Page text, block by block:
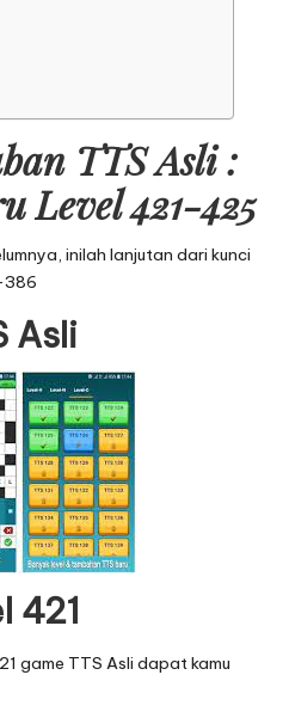
TTS Asli :
Level 421-425
inilah lanjutan dari kunci
386
Asli
421
game TTS Asli dapat kamu